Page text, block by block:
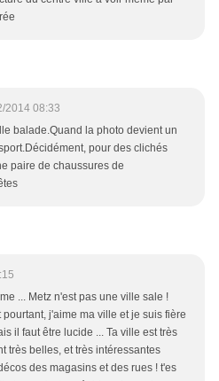
2014 08:33
balade.Quand la photo devient un
pour des clichés
paire de chaussures de
... Metz n'est pas une ville sale !
pourtant, j'aime ma ville et je suis fière
il faut être lucide ... Ta ville est très
très belles, et très intéressantes
des magasins et des rues ! t'es